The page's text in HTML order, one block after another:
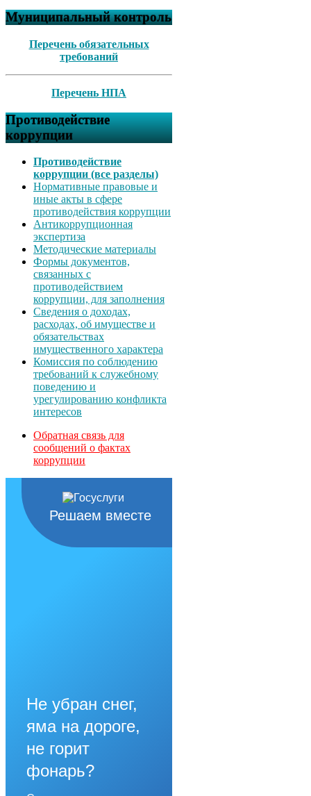
Муниципальный контроль
Перечень обязательных
требований
Перечень НПА
Противодействие
коррупции
Противодействие
коррупции (все разделы)
Нормативные правовые и
иные акты в сфере
противодействия коррупции
Антикоррупционная
экспертиза
Методические материалы
Формы документов,
связанных с
противодействием
коррупции, для заполнения
Сведения о доходах,
расходах, об имуществе и
обязательствах
имущественного характера
Комиссия по соблюдению
требований к служебному
поведению и
урегулированию конфликта
интересов
Обратная связь для
сообщений о фактах
коррупции
Решаем вместе
Не убран снег,
яма на дороге,
не горит
фонарь?